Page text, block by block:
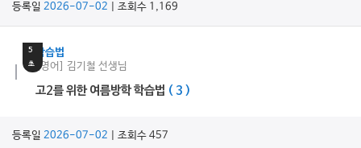
등록일 2026-07-02 | 조회수 1,169
5
초
학습법
[영어] 김기철 선생님
고2를 위한 여름방학 학습법 ( 3 )
등록일 2026-07-02 | 조회수 457